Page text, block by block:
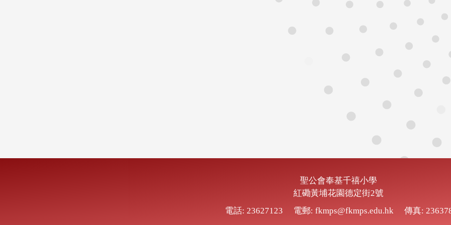
聖公會奉基千禧小學
紅磡黃埔花園德定街2號
電話: 23627123
電郵: fkmps@fkmps.edu.hk 傳真: